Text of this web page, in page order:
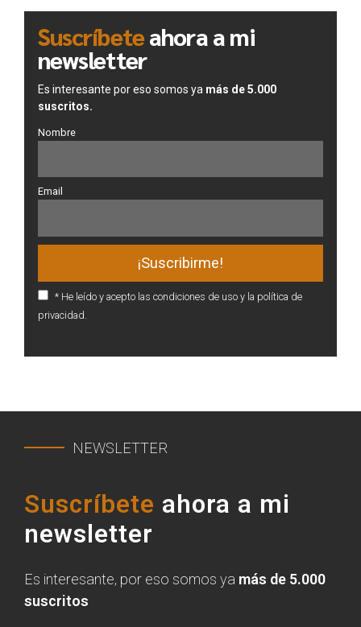
Suscríbeteahora a mi
newsletter
Es interesante por eso somos ya más de 5.000
suscritos.
Nombre
Email
* He leído y acepto las condiciones de uso y la política de
privacidad.
NEWSLETTER
Suscríbete ahora a mi
newsletter
Es interesante, por eso somos ya más de 5.000
suscritos